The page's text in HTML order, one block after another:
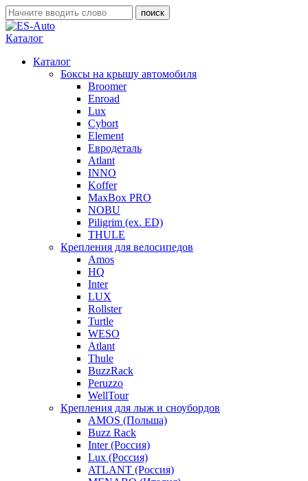
Каталог
Каталог
Боксы на крышу автомобиля
Broomer
Enroad
Lux
Cybort
Element
Евродеталь
Atlant
INNO
Koffer
MaxBox PRO
NOBU
Piligrim (ex. ED)
THULE
Крепления для велосипедов
Amos
HQ
Inter
LUX
Rollster
Turtle
WESO
Atlant
Thule
BuzzRack
Peruzzo
WellTour
Крепления для лыж и сноубордов
AMOS (Польша)
Buzz Rack
Inter (Россия)
Lux (Россия)
ATLANT (Россия)